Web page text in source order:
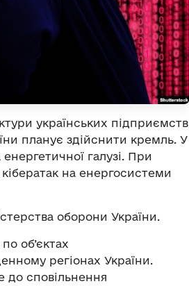
українських підприємств
планує здійснити кремль. У
галузі. При
на енергосистеми
оборони України.
об’єктах
регіонах України.
до сповільнення